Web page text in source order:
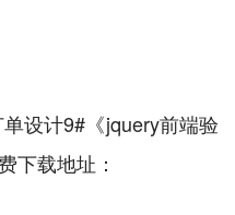
设计9#《jquery前端验
下载地址：